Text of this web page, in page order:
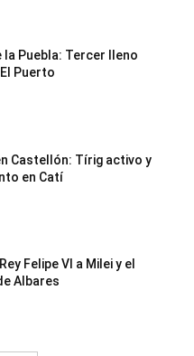
la Puebla: Tercer lleno
Puerto
Castellón: Tírig activo y
en Catí
Felipe VI a Milei y el
Albares